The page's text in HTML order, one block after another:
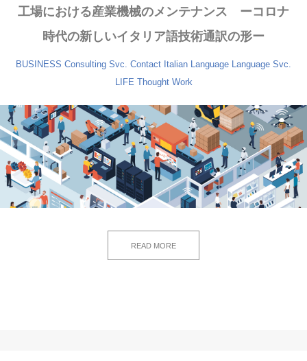
工場における産業機械のメンテナンス ーコロナ
時代の新しいイタリア語技術通訳の形ー
BUSINESS Consulting Svc. Contact Italian Language Language Svc.
LIFE Thought Work
READ MORE